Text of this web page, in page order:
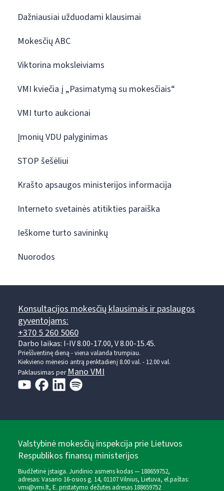
Dažniausiai užduodami klausimai
Mokesčių ABC
Viktorina moksleiviams
VMI kviečia į „Pasimatymą su mokesčiais“
VMI turto aukcionai
Įmonių VDU palyginimas
STOP šešėliui
Krašto apsaugos ministerijos informacija
Interneto svetainės atitikties paraiška
Ieškome turto savininkų
Nuorodos
Konsultacijos mokesčių klausimais ir paslaugos
gyventojams:
+370 5 260 5060
Darbo laikas: I-IV 8.00-17.00, V 8.00-15.45.
Prieššventinę dieną - viena valanda trumpiau.
Kiekvieno mėnesio antrą penktadienį 8.00 val. - 12.00 val.
Paklausimas perMano VMI
Valstybinė mokesčių inspekcija prie Lietuvos
Respublikos finansų ministerijos
Biudžetinė įstaiga. Juridinio asmens kodas — 188659752,
adresas: Vasario 16-osios g. 14, 01107 Vilnius, Lietuva, el.paštas:
vmi@vmi.lt, E. pristatymo dėžutės adresas 188659752